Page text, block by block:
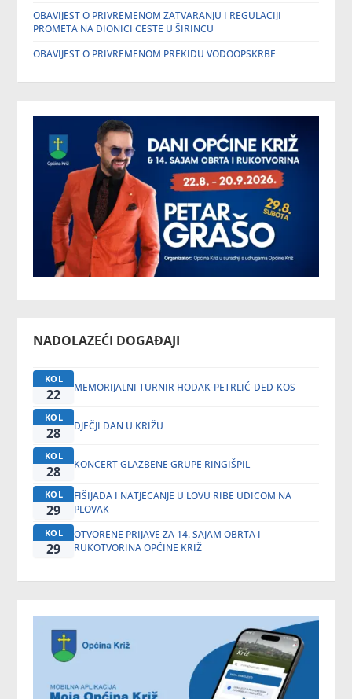
OBAVIJEST O PRIVREMENOM ZATVARANJU I REGULACIJI
PROMETA NA DIONICI CESTE U ŠIRINCU
OBAVIJEST O PRIVREMENOM PREKIDU VODOOPSKRBE
NADOLAZEĆI DOGAĐAJI
KOL
22 MEMORIJALNI TURNIR HODAK-PETRLIĆ-DED-KOS
KOL
28 DJEČJI DAN U KRIŽU
KOL
28 KONCERT GLAZBENE GRUPE RINGIŠPIL
KOL
29
FIŠIJADA I NATJECANJE U LOVU RIBE UDICOM NA
PLOVAK
KOL
29
OTVORENE PRIJAVE ZA 14. SAJAM OBRTA I
RUKOTVORINA OPĆINE KRIŽ